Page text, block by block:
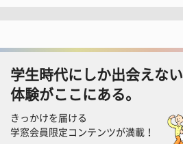
学生時代にしか出会えない
体験がここにある。
きっかけを届ける
学窓会員限定コンテンツが満載！